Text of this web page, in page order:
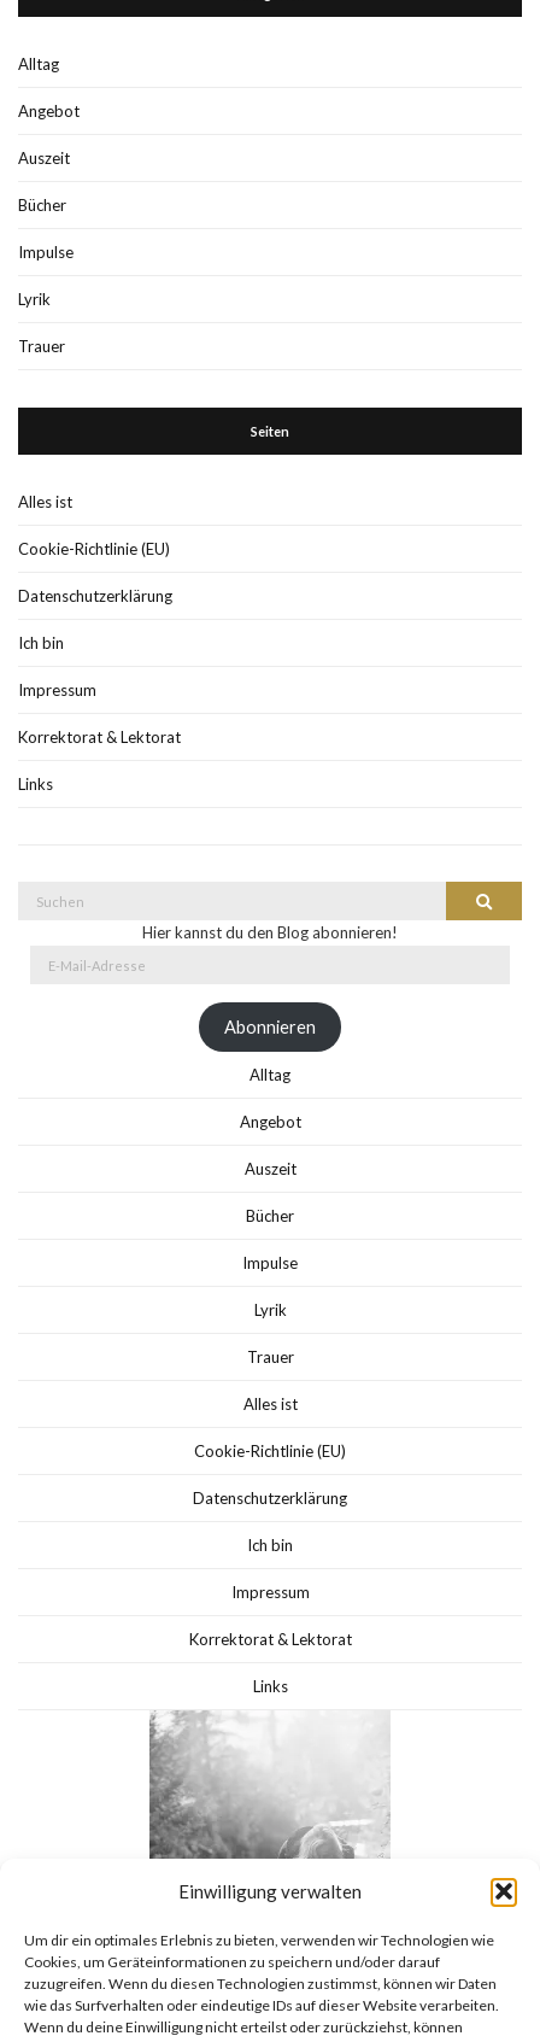
Einwilligung verwalten
Um dir ein optimales Erlebnis zu bieten, verwenden wir Technologien wie
Cookies, um Geräteinformationen zu speichern und/oder darauf
zuzugreifen. Wenn du diesen Technologien zustimmst, können wir Daten
wie das Surfverhalten oder eindeutige IDs auf dieser Website verarbeiten.
Wenn du deine Einwilligung nicht erteilst oder zurückziehst, können
Alltag
Angebot
Auszeit
Bücher
Impulse
Lyrik
Trauer
Seiten
Alles ist
Cookie-Richtlinie (EU)
Datenschutzerklärung
Ich bin
Impressum
Korrektorat & Lektorat
Links
Suchen
Hier kannst du den Blog abonnieren!
Abonnieren
Alltag
Angebot
Auszeit
Bücher
Impulse
Lyrik
Trauer
Alles ist
Cookie-Richtlinie (EU)
Datenschutzerklärung
Ich bin
Impressum
Korrektorat & Lektorat
Links